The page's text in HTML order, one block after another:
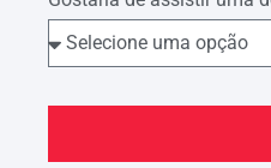
Também,
in casu,não
Parte Autora,
trabalho. Tudo isto é
Atestado/ Laudo